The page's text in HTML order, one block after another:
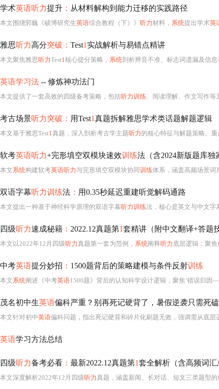
学术英语听力提升 ： 从材料解构到能力迁移的实践路径
本文围绕郭巍《硕博研究生英语综合教程（下）》 听力材料， 系统提出学术英
雅思听力高分突破： Test1 实战解析与易错点精讲
本文聚焦雅思听力Test1核心提分策略， 系统剖析辨音不准、标志词遗漏及信
英语学习法 -- 修炼神功法门
本文提供了一套高效的四级备考策略，包括听力训练、阅读理解、作文写作
考古场景听力突破： 用Test1真题拆解雅思学术类话题解题逻辑
本文基于雅思Test1真题，深入剖析考古学主题听力 的核心特征与解题策略。重点解析时间标记（如'nearly 1000 years ago'）作为定位线索的作用、空间转换（town→village→site）的逻辑
软考英语听力+完形填空双模块速效训练法（含2024新版题库独
本文系统构建软考英语听力与完形填空双模块协同训练体系，涵盖高频场景词库构建、语音特征解码（语速/连读/弱读）、听
双语字幕听力训练法 ： 用0.35秒延迟重建听觉解码通路
本文提出一种基于神经科学原理的双语字幕听力训练法，核心是英文与中文字幕严格保持0.35秒延迟，利
四级听力速成秘籍 ： 2022.12真题第1套精讲（附中文翻译+答题
本文以2022年12月四级听力真题第一套为范例， 系统阐释听力 底层逻辑 ： 聚焦信号词识别、选项
中考英语提分妙招 ： 1500题背后的策略建模与条件反射训练
本文系统阐述《中考英语1500题》背后的认知科学设计逻辑，聚焦‘错误归
茂名初中生英语偏科严重？别再死记硬背了，暑假逆袭只需死
本文针对初中英语偏科问题，指出死记硬背和碎片化刷题无效，强调需从底层
英语学习方法总结
四级听力备考必看 ： 最新2022.12真题第1套全解析（含高频词汇
本文深度解析2022年12月四级听力真题，涵盖新闻、长对话、短文三类题型的核心考点与命题规律；